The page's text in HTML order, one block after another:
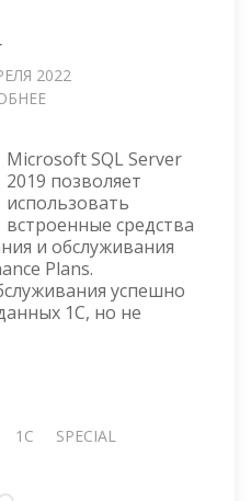
2022
—
РЕЗЕРВНОЕ
КОПИРОВАНИЕ
И
ОБСЛУЖИВАНИЕ
БАЗ
ДАННЫХ
2019
Microsoft SQL Server
2019 позволяет
использовать
встроенные средства
и обслуживания
Plans.
успешно
1С, но не
1C SPECIAL